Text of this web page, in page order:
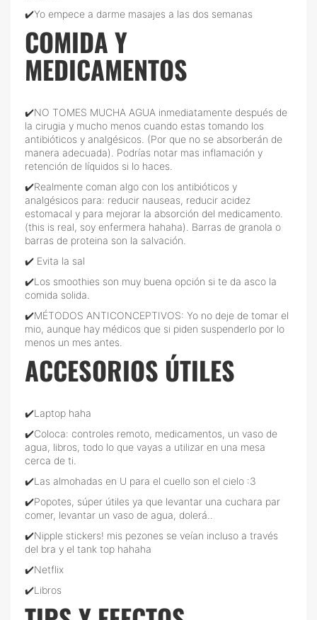
✔️Yo empece a darme masajes a las dos semanas
COMIDA Y
MEDICAMENTOS
✔️NO TOMES MUCHA AGUA inmediatamente después de
la cirugia y mucho menos cuando estas tomando los
antibióticos y analgésicos. (Por que no se absorberán de
manera adecuada). Podrías notar mas inflamación y
retención de líquidos si lo haces.
✔️Realmente coman algo con los antibióticos y
analgésicos para: reducir nauseas, reducir acidez
estomacal y para mejorar la absorción del medicamento.
(this is real, soy enfermera hahaha). Barras de granola o
barras de proteina son la salvación.
✔️ Evita la sal
✔️Los smoothies son muy buena opción si te da asco la
comida solida.
✔️MÉTODOS ANTICONCEPTIVOS: Yo no deje de tomar el
mio, aunque hay médicos que si piden suspenderlo por lo
menos un mes antes.
ACCESORIOS ÚTILES
✔️Laptop haha
✔️Coloca: controles remoto, medicamentos, un vaso de
agua, libros, todo lo que vayas a utilizar en una mesa
cerca de ti.
✔️Las almohadas en U para el cuello son el cielo :3
✔️Popotes, súper útiles ya que levantar una cuchara par
comer, levantar un vaso de agua, dolerá..
✔️Nipple stickers! mis pezones se veían incluso a través
del bra y el tank top hahaha
✔️Netflix
✔️Libros